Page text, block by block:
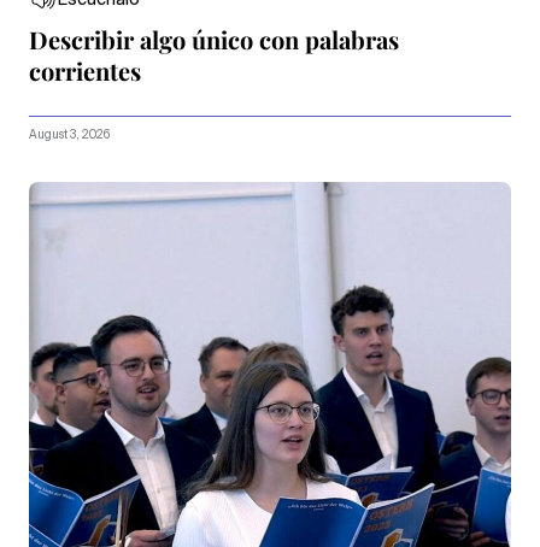
Describir algo único con palabras
corrientes
August 3, 2026